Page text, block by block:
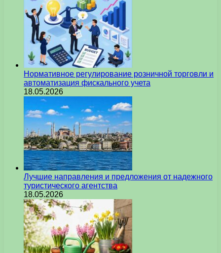
Нормативное регулирование розничной торговли и
автоматизация фискального учета
18.05.2026
Лучшие направления и предложения от надежного
туристического агентства
18.05.2026